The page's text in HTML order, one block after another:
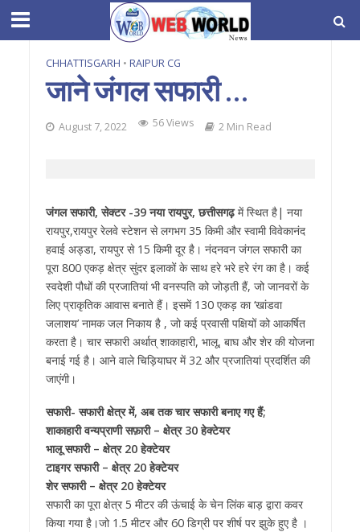
CHHATTISGARH • RAIPUR CG
जाने जंगल सफारी …
August 7, 2022 56 Views 2 Min Read
जंगल सफारी, सेक्टर -39 नया रायपुर, छत्तीसगढ़में स्थित है| नया
रायपुर,रायपुर रेलवे स्टेशन से लगभग 35 किमी और स्वामी विवेकानंद
हवाई अड्डा, रायपुर से 15 किमी दूर है। नंदनवन जंगल सफारी का
पूरा 800 एकड़ क्षेत्र सुंदर इलाकों के साथ हरे भरे हरे रंग का है। कई
स्वदेशी पौधों की प्रजातियां भी वनस्पति को जोड़ती हैं, जो जानवरों के
लिए प्राकृतिक आवास बनाते हैं। इसमें 130 एकड़ का ‘खांडवा
जलाशय’ नामक जल निकाय है , जो कई प्रवासी पक्षियों को आकर्षित
करता है। चार सफारी अर्थात् शाकाहारी, भालू, बाघ और शेर की योजना
बनाई गई है। आने वाले चिड़ियाघर में 32 और प्रजातियां प्रदर्शित की
जाएंगी।
सफारी- सफारी क्षेत्र में, अब तक चार सफारी बनाए गए हैं;
शाकाहारी वन्यप्राणी सफ़ारी – क्षेत्र 30 हेक्टेयर
भालू सफारी – क्षेत्र 20 हेक्टेयर
टाइगर सफारी – क्षेत्र 20 हेक्टेयर
शेर सफारी – क्षेत्र 20 हेक्टेयर
सफारी का पूरा क्षेत्र 5 मीटर की ऊंचाई के चेन लिंक बाड़ द्वारा कवर
किया गया है।जो 1.5 मीटर और 60 डिग्री पर शीर्ष पर झुके हुए है ।